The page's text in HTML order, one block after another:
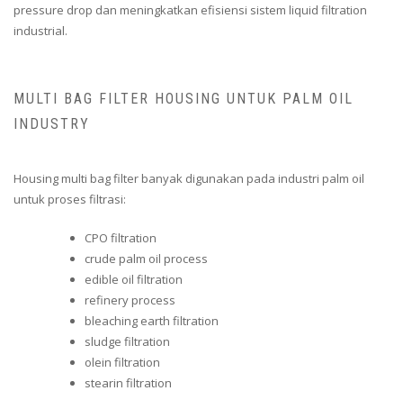
pressure drop dan meningkatkan efisiensi sistem liquid filtration
industrial.
MULTI BAG FILTER HOUSING UNTUK PALM OIL
INDUSTRY
Housing multi bag filter banyak digunakan pada industri palm oil
untuk proses filtrasi:
CPO filtration
crude palm oil process
edible oil filtration
refinery process
bleaching earth filtration
sludge filtration
olein filtration
stearin filtration